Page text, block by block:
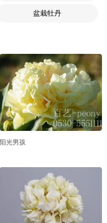
盆栽牡丹
阳光男孩